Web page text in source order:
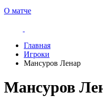
О матче
Главная
Игроки
Мансуров Ленар
Мансуров